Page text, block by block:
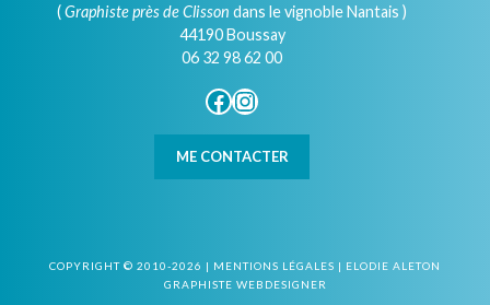
(Graphiste près de Clisson dans le vignoble Nantais )
44190 Boussay
06 32 98 62 00
Facebook
Instagram
ME CONTACTER
COPYRIGHT © 2010-2026 | MENTIONS LÉGALES | ELODIE ALETON
GRAPHISTE WEBDESIGNER